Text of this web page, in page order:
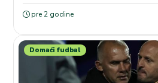
pre 2 godine
Domaći fudbal